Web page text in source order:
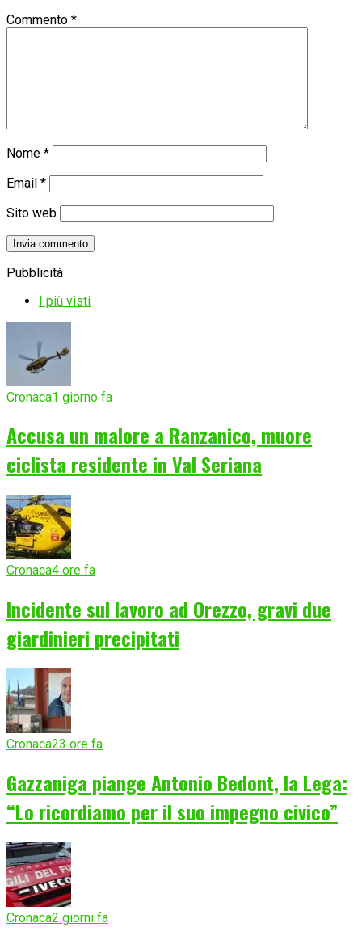
Commento *
Nome *
Email *
Sito web
Pubblicità
I più visti
Cronaca1 giorno fa
Accusa un malore a Ranzanico, muore
ciclista residente in Val Seriana
Cronaca4 ore fa
Incidente sul lavoro ad Orezzo, gravi due
giardinieri precipitati
Cronaca23 ore fa
Gazzaniga piange Antonio Bedont, la Lega:
“Lo ricordiamo per il suo impegno civico”
Cronaca2 giorni fa